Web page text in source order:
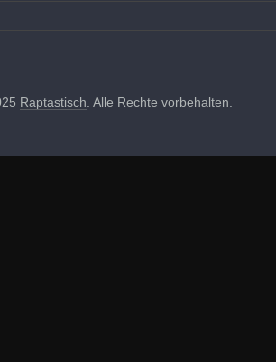
Raptastisch . Alle Rechte vorbehalten.